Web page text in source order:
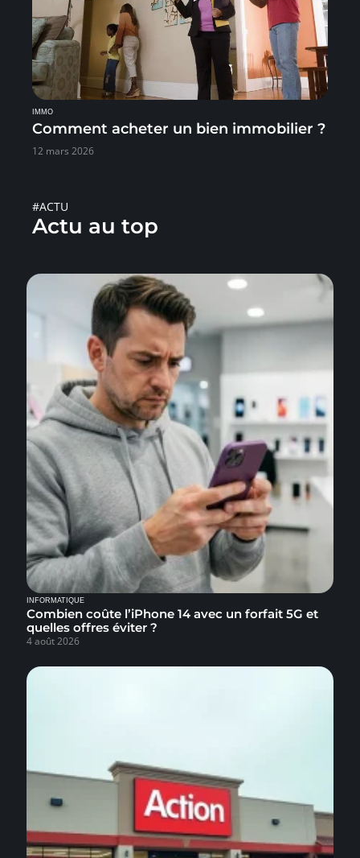
IMMO
Comment acheter un bien immobilier ?
12 mars 2026
#ACTU
Actu au top
INFORMATIQUE
Combien coûte l’iPhone 14 avec un forfait 5G et
quelles offres éviter ?
4 août 2026